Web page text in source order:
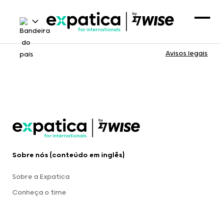
Avisos legais
Sobre nós (conteúdo em inglês)
Sobre a Expatica
Conheça o time